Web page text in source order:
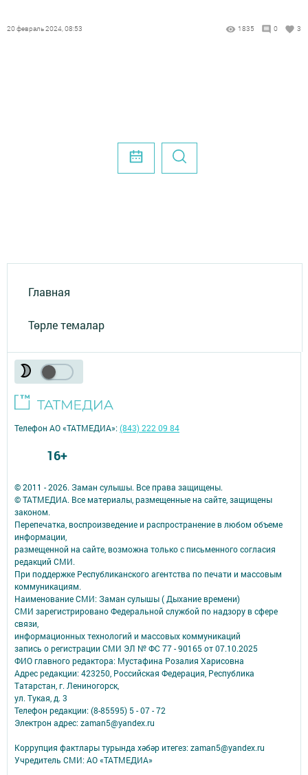
20 февраль 2024, 08:53 1835 0 3
Главная
Төрле темалар
© 2011 - 2026. Заман сулышы. Все права защищены.
© ТАТМЕДИА. Все материалы, размещенные на сайте, защищены
законом.
Перепечатка, воспроизведение и распространение в любом объеме
информации,
размещенной на сайте, возможна только с письменного согласия
редакций СМИ.
При поддержке Республиканского агентства по печати и массовым
коммуникациям.
Наименование СМИ: Заман сулышы ( Дыхание времени)
СМИ зарегистрировано Федеральной службой по надзору в сфере
связи,
информационных технологий и массовых коммуникаций
запись о регистрации СМИ ЭЛ № ФС 77 - 90165 от 07.10.2025
ФИО главного редактора: Мустафина Розалия Харисовна
Адрес редакции: 423250, Российская Федерация, Республика
Татарстан, г. Лениногорск,
ул. Тукая, д. 3
Телефон редакции: (8-85595) 5 - 07 - 72
Электрон адрес: zaman5@yandex.ru
Коррупция фактлары турында хәбәр итегез: zaman5@yandex.ru
Учредитель СМИ: АО «ТАТМЕДИА»
Телефон АО «ТАТМЕДИА»:(843) 222 09 84
16+